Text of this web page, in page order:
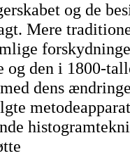
og de
Mere
og den i 1800-
dens